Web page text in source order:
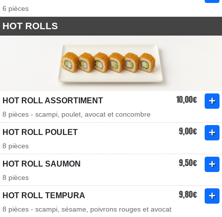
6 pièces
HOT ROLLS
HOT ROLL ASSORTIMENT 10,00€
8 pièces - scampi, poulet, avocat et concombre
HOT ROLL POULET 9,00€
8 pièces
HOT ROLL SAUMON 9,50€
8 pièces
HOT ROLL TEMPURA 9,80€
8 pièces - scampi, sésame, poivrons rouges et avocat